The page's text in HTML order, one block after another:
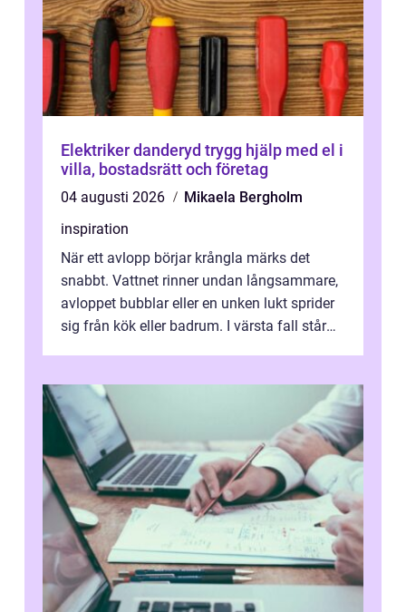
Elektriker danderyd trygg hjälp med el i
villa, bostadsrätt och företag
04 augusti 2026
Mikaela Bergholm
inspiration
När ett avlopp börjar krångla märks det
snabbt. Vattnet rinner undan långsammare,
avloppet bubblar eller en unken lukt sprider
sig från kök eller badrum. I värsta fall står